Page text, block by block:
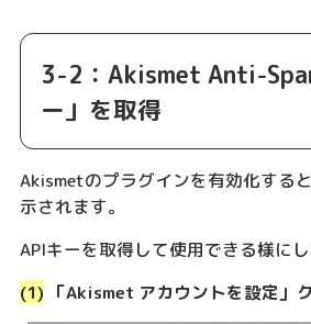
3-2：Akismet Anti-
ー」を取得
Akismetのプラグインを有効化する
示されます。
APIキーを取得して使用できる様にし
(1) 「Akismet アカウントを設定」